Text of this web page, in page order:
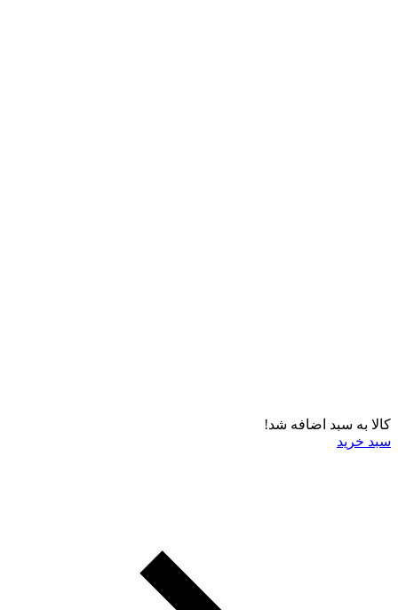
کالا به سبد اضافه شد!
سبد خرید